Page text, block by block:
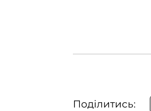
Поділитись: